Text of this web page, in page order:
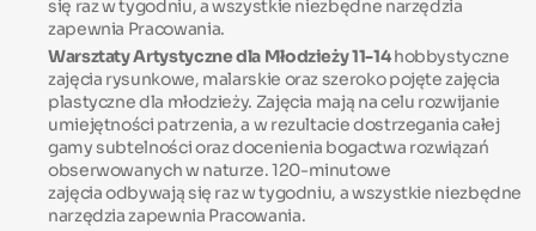
się raz w tygodniu, a wszystkie niezbędne narzędzia
zapewnia Pracowania.
Warsztaty Artystyczne dla Młodzieży 11-14hobbystyczne
zajęcia rysunkowe, malarskie oraz szeroko pojęte zajęcia
plastyczne dla młodzieży. Zajęcia mają na celu rozwijanie
umiejętności patrzenia, a w rezultacie dostrzegania całej
gamy subtelności oraz docenienia bogactwa rozwiązań
obserwowanych w naturze. 120-minutowe
zajęcia odbywają się raz w tygodniu, a wszystkie niezbędne
narzędzia zapewnia Pracowania.